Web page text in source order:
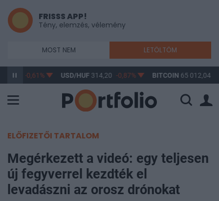
FRISSS APP!
Tény, elemzés, vélemény
MOST NEM LETÖLTÖM
-0,61% USD/HUF314,20 -0,87% BITCOIN 65 012,04
ELŐFIZETŐI TARTALOM
Megérkezett a videó: egy teljesen
új fegyverrel kezdték el
levadászni az orosz drónokat